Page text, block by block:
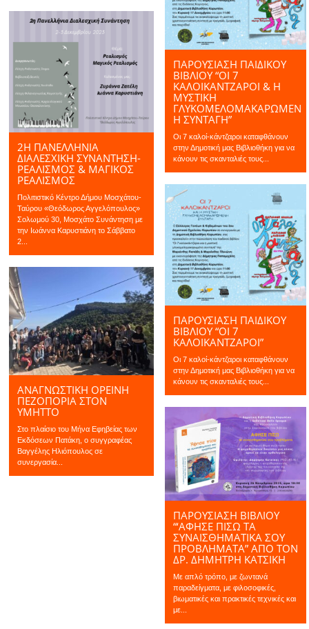
ΠΑΡΟΥΣΙΑΣΗ ΠΑΙΔΙΚΟΥ
ΒΙΒΛΙΟΥ “ΟΙ 7
ΚΑΛΟΙΚΆΝΤΖΑΡΟΙ & Η
ΜΥΣΤΙΚΉ
ΓΛΥΚΟΜΕΛΟΜΑΚΑΡΩΜΈΝ
Η ΣΥΝΤΑΓΉ”
Οι 7 καλοί-κάντζαροι καταφθάνουν
στην Δημοτική μας Βιβλιοθήκη για να
κάνουν τις σκανταλιές τους...
2Η ΠΑΝΕΛΛΉΝΙΑ
ΔΙΑΛΕΣΧΙΚΉ ΣΥΝΆΝΤΗΣΗ-
ΡΕΑΛΙΣΜΌΣ & ΜΑΓΙΚΌΣ
ΡΕΑΛΙΣΜΌΣ
Πολιτιστικό Κέντρο Δήμου Μοσχάτου-
Ταύρου «Θεόδωρος Αγγελόπουλος»
Σολωμού 30, Μοσχάτο Συνάντηση με
την Ιωάννα Καρυστιάνη το Σάββατο
2...
ΠΑΡΟΥΣΙΑΣΗ ΠΑΙΔΙΚΟΥ
ΒΙΒΛΙΟΥ “ΟΙ 7
ΚΑΛΟΙΚΆΝΤΖΑΡΟΙ”
Οι 7 καλοί-κάντζαροι καταφθάνουν
στην Δημοτική μας Βιβλιοθήκη για να
κάνουν τις σκανταλιές τους...
ΑΝΑΓΝΩΣΤΙΚΗ ΟΡΕΙΝΗ
ΠΕΖΟΠΟΡΙΑ ΣΤΟΝ
ΥΜΗΤΤΟ
Στο πλαίσιο του Μήνα Εφηβείας των
Εκδόσεων Πατάκη, ο συγγραφέας
Βαγγέλης Ηλιόπουλος σε
συνεργασία...
ΠΑΡΟΥΣΙΑΣΗ ΒΙΒΛΙΟΥ
“‘ΑΦΗΣΕ ΠΊΣΩ ΤΑ
ΣΥΝΑΙΣΘΗΜΑΤΙΚΆ ΣΟΥ
ΠΡΟΒΛΉΜΑΤΑ” ΑΠΌ ΤΟΝ
ΔΡ. ΔΗΜΉΤΡΗ ΚΑΤΣΊΚΗ
Με απλό τρόπο, με ζωντανά
παραδείγματα, με φιλοσοφικές,
βιωματικές και πρακτικές τεχνικές και
με...